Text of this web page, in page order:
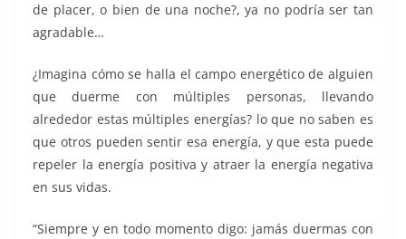
de placer, o bien de una noche?, ya no podría ser tan
agradable…
¿Imagina cómo se halla el campo energético de alguien
que duerme con múltiples personas, llevando
alrededor estas múltiples energías? lo que no saben es
que otros pueden sentir esa energía, y que esta puede
repeler la energía positiva y atraer la energía negativa
en sus vidas.
“Siempre y en todo momento digo: jamás duermas con